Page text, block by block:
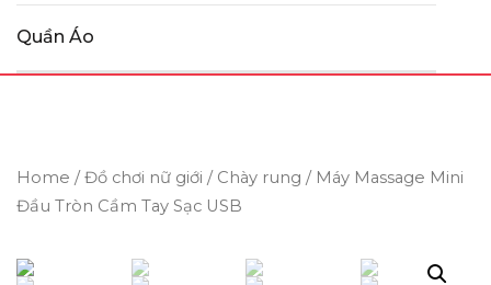
Quần Áo
Home /Đồ chơi nữ giới / Chày rung / Máy Massage Mini
Đầu Tròn Cầm Tay Sạc USB